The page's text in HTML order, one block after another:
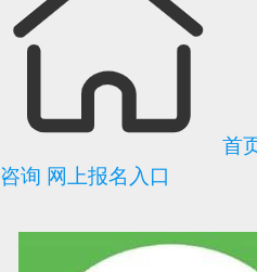
首
咨询 网上报名入口